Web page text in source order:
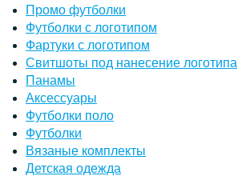
Промо футболки
Футболки с логотипом
Фартуки с логотипом
Свитшоты под нанесение логотипа
Панамы
Аксессуары
Футболки поло
Футболки
Вязаные комплекты
Детская одежда